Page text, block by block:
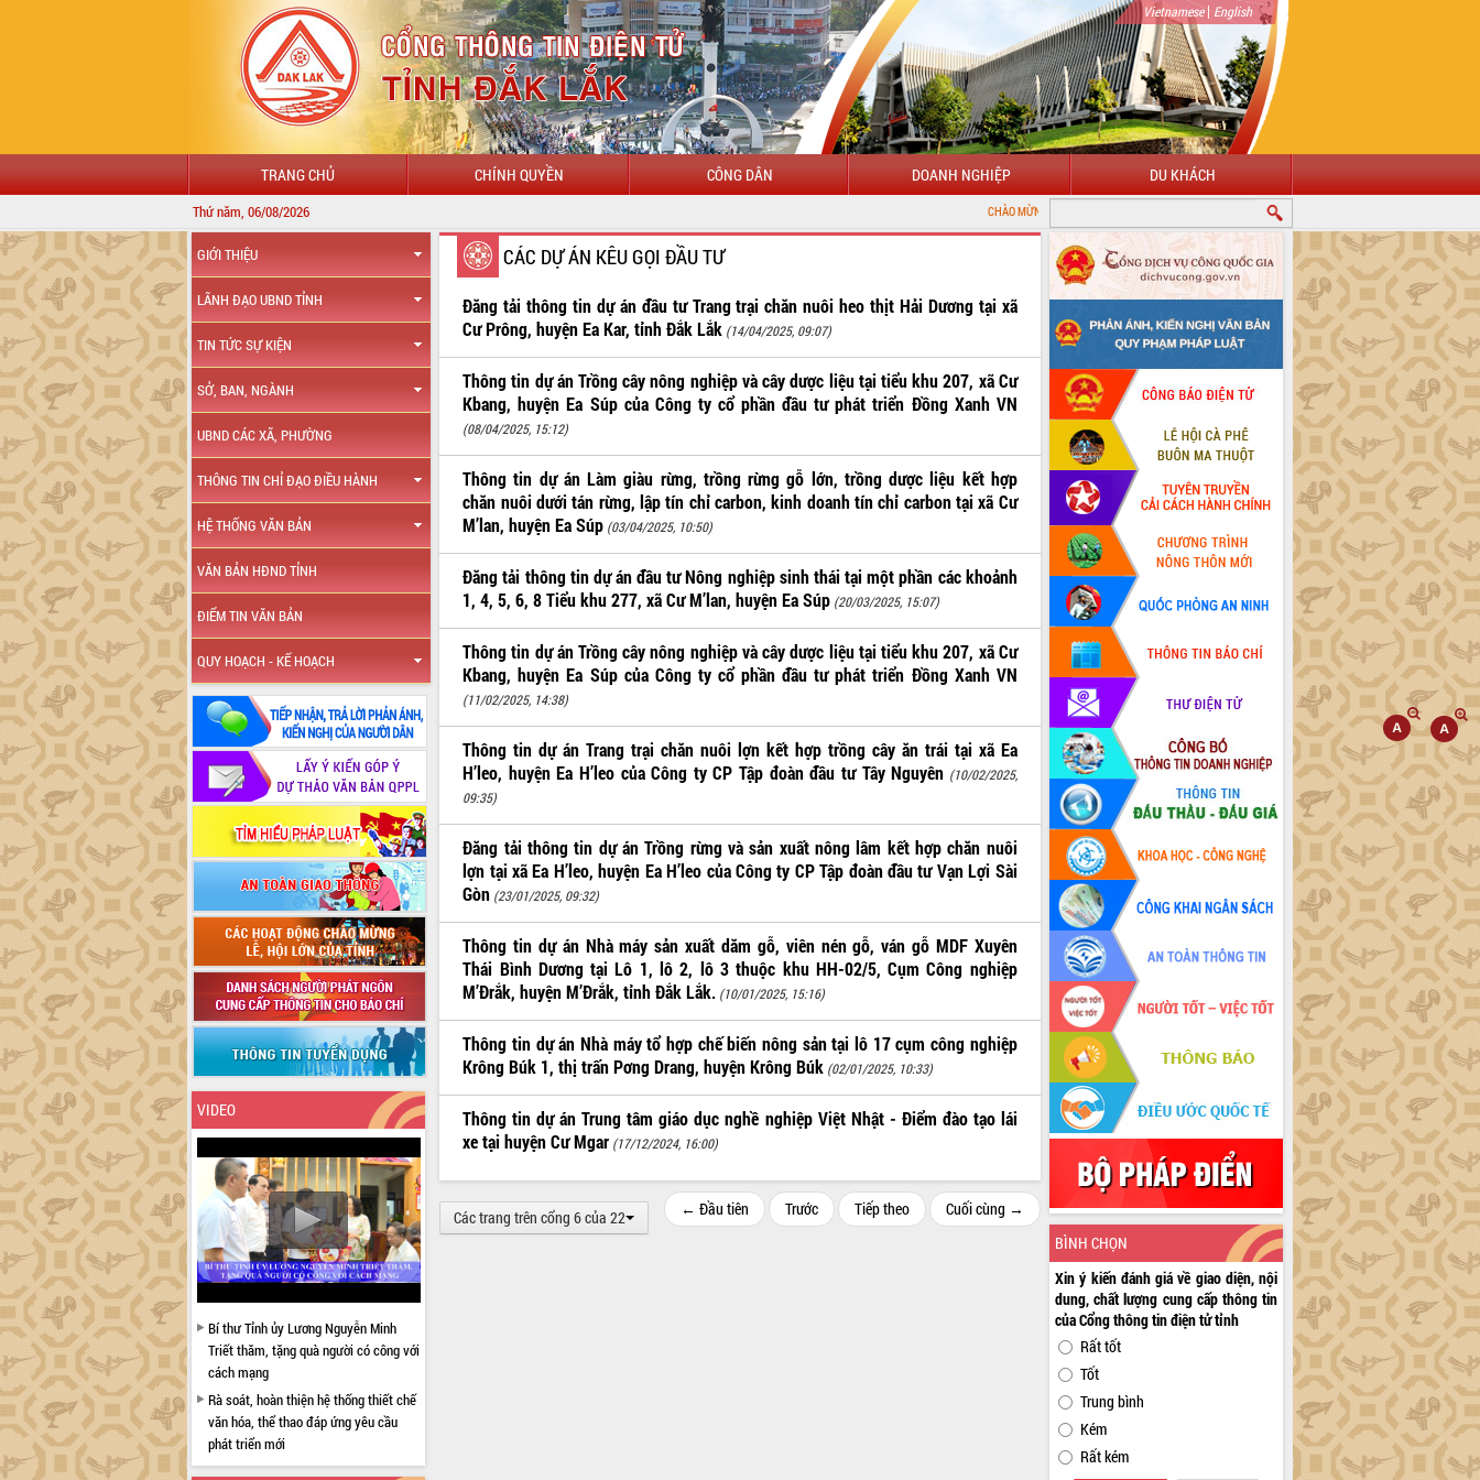
Vietnamese| English
TRANG CHỦ CHÍNH QUYỀN CÔNG DÂN DOANH NGHIỆP DU KHÁCH
Thứ năm, 06/08/2026 CHÀO MỪNG ĐẾN VỚI CỔNG THÔNG TIN ĐIỆN TỬ TỈNH ĐẮK LẮK
GIỚI THIỆU
LÃNH ĐẠO UBND TỈNH
TIN TỨC SỰ KIỆN
SỞ, BAN, NGÀNH
UBND CÁC XÃ, PHƯỜNG
THÔNG TIN CHỈ ĐẠO ĐIỀU HÀNH
HỆ THỐNG VĂN BẢN
VĂN BẢN HĐND TỈNH
ĐIỂM TIN VĂN BẢN
QUY HOẠCH - KẾ HOẠCH
VIDEO
Bí thư Tỉnh ủy Lương Nguyễn Minh
Triết thăm, tặng quà người có công với
cách mạng
Rà soát, hoàn thiện hệ thống thiết chế
văn hóa, thể thao đáp ứng yêu cầu
phát triển mới
Thường trực HĐND tỉnh Đắk Lắk gặp
CÁC DỰ ÁN KÊU GỌI ĐẦU TƯ
Đăng tải thông tin dự án đầu tư Trang trại chăn nuôi heo thịt Hải Dương tại xã
Cư Prông, huyện Ea Kar, tỉnh Đắk Lắk (14/04/2025, 09:07)
Thông tin dự án Trồng cây nông nghiệp và cây dược liệu tại tiểu khu 207, xã Cư
Kbang, huyện Ea Súp của Công ty cổ phần đầu tư phát triển Đồng Xanh VN
(08/04/2025, 15:12)
Thông tin dự án Làm giàu rừng, trồng rừng gỗ lớn, trồng dược liệu kết hợp
chăn nuôi dưới tán rừng, lập tín chỉ carbon, kinh doanh tín chỉ carbon tại xã Cư
M’lan, huyện Ea Súp (03/04/2025, 10:50)
Đăng tải thông tin dự án đầu tư Nông nghiệp sinh thái tại một phần các khoảnh
1, 4, 5, 6, 8 Tiểu khu 277, xã Cư M’lan, huyện Ea Súp (20/03/2025, 15:07)
Thông tin dự án Trồng cây nông nghiệp và cây dược liệu tại tiểu khu 207, xã Cư
Kbang, huyện Ea Súp của Công ty cổ phần đầu tư phát triển Đồng Xanh VN
(11/02/2025, 14:38)
Thông tin dự án Trang trại chăn nuôi lợn kết hợp trồng cây ăn trái tại xã Ea
H’leo, huyện Ea H’leo của Công ty CP Tập đoàn đầu tư Tây Nguyên (10/02/2025,
09:35)
Đăng tải thông tin dự án Trồng rừng và sản xuất nông lâm kết hợp chăn nuôi
lợn tại xã Ea H’leo, huyện Ea H’leo của Công ty CP Tập đoàn đầu tư Vạn Lợi Sài
Gòn (23/01/2025, 09:32)
Thông tin dự án Nhà máy sản xuất dăm gỗ, viên nén gỗ, ván gỗ MDF Xuyên
Thái Bình Dương tại Lô 1, lô 2, lô 3 thuộc khu HH-02/5, Cụm Công nghiệp
M’Đrắk, huyện M’Đrắk, tỉnh Đắk Lắk. (10/01/2025, 15:16)
Thông tin dự án Nhà máy tổ hợp chế biến nông sản tại lô 17 cụm công nghiệp
Krông Búk 1, thị trấn Pơng Drang, huyện Krông Búk (02/01/2025, 10:33)
Thông tin dự án Trung tâm giáo dục nghề nghiệp Việt Nhật - Điểm đào tạo lái
xe tại huyện Cư Mgar (17/12/2024, 16:00)
Các trang trên cổng 6 của 22 ← Đầu tiên Trước Tiếp theo
Cuối cùng →
BÌNH CHỌN
Xin ý kiến đánh giá về giao diện, nội
dung, chất lượng cung cấp thông tin
của Cổng thông tin điện tử tỉnh
Rất tốt
Tốt
Trung bình
Kém
Rất kém